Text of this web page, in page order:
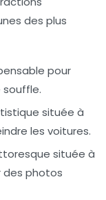
des plus
pour
située à
les voitures.
située à
des photos